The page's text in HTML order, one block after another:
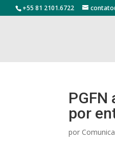
+55 81 2101.6722
PGFN
por
por